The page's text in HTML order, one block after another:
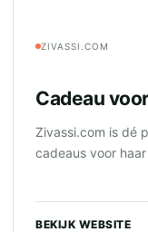
ZIVASSI.COM
Cadeau
Zivassi.com is dé
cadeaus voor haar
BEKIJK WEBSITE